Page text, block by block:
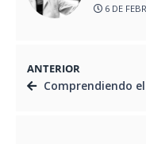
6 DE
ANTERIOR
Comprendiendo el Alzheimer: